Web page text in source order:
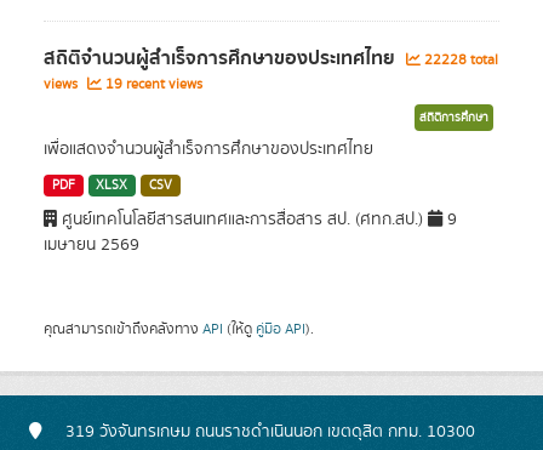
สถิติจำนวนผู้สำเร็จการศึกษาของประเทศไทย
22228 total
views
19 recent views
สถิติการศึกษา
เพื่อแสดงจำนวนผู้สำเร็จการศึกษาของประเทศไทย
PDF XLSX CSV
ศูนย์เทคโนโลยีสารสนเทศและการสื่อสาร สป. (ศทก.สป.)
9
เมษายน 2569
คุณสามารถเข้าถึงคลังทาง API (ให้ดู คู่มือ API).
319 วังจันทรเกษม ถนนราชดำเนินนอก เขตดุสิต กทม. 10300